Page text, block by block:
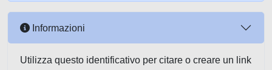
Informazioni
Utilizza questo identificativo per citare o creare un link